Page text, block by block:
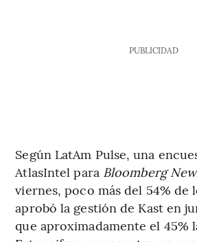
PUBLICIDAD
Según LatAm Pulse, una
AtlasIntel para Bloomberg
viernes, poco más del 54% de
aprobó la gestión de Kast en
que aproximadamente el 45%